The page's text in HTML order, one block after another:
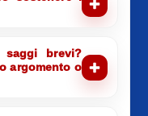
saggi brevi?
argomento o